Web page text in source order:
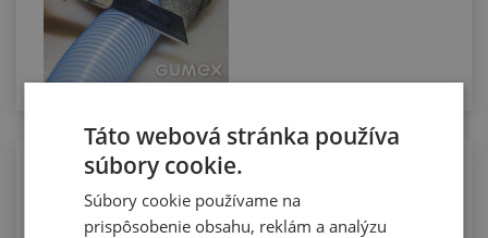
Osadzovanie potravinárskych hadíc
nerezovými koncovkami
Táto webová stránka používa
súbory cookie.
Súbory cookie používame na
prispôsobenie obsahu, reklám a analýzu